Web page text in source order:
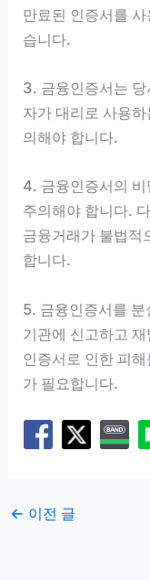
만료된 인증서를
습니다.
3. 금융인증서는
자가 대리로 사용
의해야 합니다.
4. 금융인증서의
주의해야 합니다.
금융거래가 불법적
합니다.
5. 금융인증서를
기관에 신고하고
인증서로 인한 피
가 필요합니다.
← 이전 글